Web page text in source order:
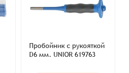
Пробойник с рукояткой
D6 мм. UNIOR 619763